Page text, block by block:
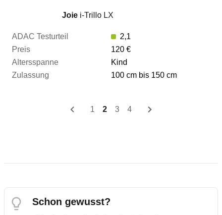
Joie i-Trillo LX
2,1
120 €
Kind
100 cm bis 150 cm
1 2 3 4
Schon gewusst?